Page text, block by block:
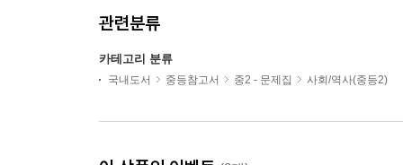
관련분류
카테고리 분류
국내도서 중등참고서 중2 - 문제집 사회/역사(중등2)